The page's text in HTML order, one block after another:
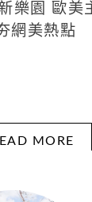
樂園 歐美
網美熱點
MORE